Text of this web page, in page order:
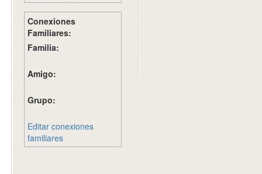
Conexiones
Familiares:
Familia:
Amigo:
Grupo:
Editar conexiones
familiares